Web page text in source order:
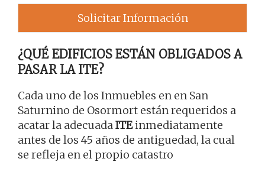
Solicitar Información
¿QUÉ EDIFICIOS ESTÁN OBLIGADOS A
PASAR LA ITE?
Cada uno de los Inmuebles en en San
Saturnino de Osormort están requeridos a
acatar la adecuadaITEinmediatamente
antes de los 45 años de antiguedad, la cual
se refleja en el propio catastro